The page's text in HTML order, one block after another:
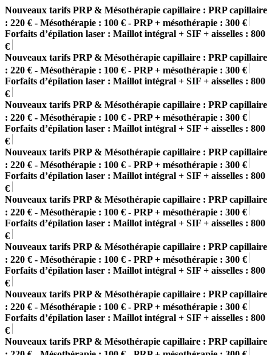
Nouveaux tarifs PRP & Mésothérapie capillaire : PRP capillaire
: 220 € - Mésothérapie : 100 € - PRP + mésothérapie : 300 €
Forfaits d’épilation laser : Maillot intégral + SIF + aisselles : 800
€
Nouveaux tarifs PRP & Mésothérapie capillaire : PRP capillaire
: 220 € - Mésothérapie : 100 € - PRP + mésothérapie : 300 €
Forfaits d’épilation laser : Maillot intégral + SIF + aisselles : 800
€
Nouveaux tarifs PRP & Mésothérapie capillaire : PRP capillaire
: 220 € - Mésothérapie : 100 € - PRP + mésothérapie : 300 €
Forfaits d’épilation laser : Maillot intégral + SIF + aisselles : 800
€
Nouveaux tarifs PRP & Mésothérapie capillaire : PRP capillaire
: 220 € - Mésothérapie : 100 € - PRP + mésothérapie : 300 €
Forfaits d’épilation laser : Maillot intégral + SIF + aisselles : 800
€
Nouveaux tarifs PRP & Mésothérapie capillaire : PRP capillaire
: 220 € - Mésothérapie : 100 € - PRP + mésothérapie : 300 €
Forfaits d’épilation laser : Maillot intégral + SIF + aisselles : 800
€
Nouveaux tarifs PRP & Mésothérapie capillaire : PRP capillaire
: 220 € - Mésothérapie : 100 € - PRP + mésothérapie : 300 €
Forfaits d’épilation laser : Maillot intégral + SIF + aisselles : 800
€
Nouveaux tarifs PRP & Mésothérapie capillaire : PRP capillaire
: 220 € - Mésothérapie : 100 € - PRP + mésothérapie : 300 €
Forfaits d’épilation laser : Maillot intégral + SIF + aisselles : 800
€
Nouveaux tarifs PRP & Mésothérapie capillaire : PRP capillaire